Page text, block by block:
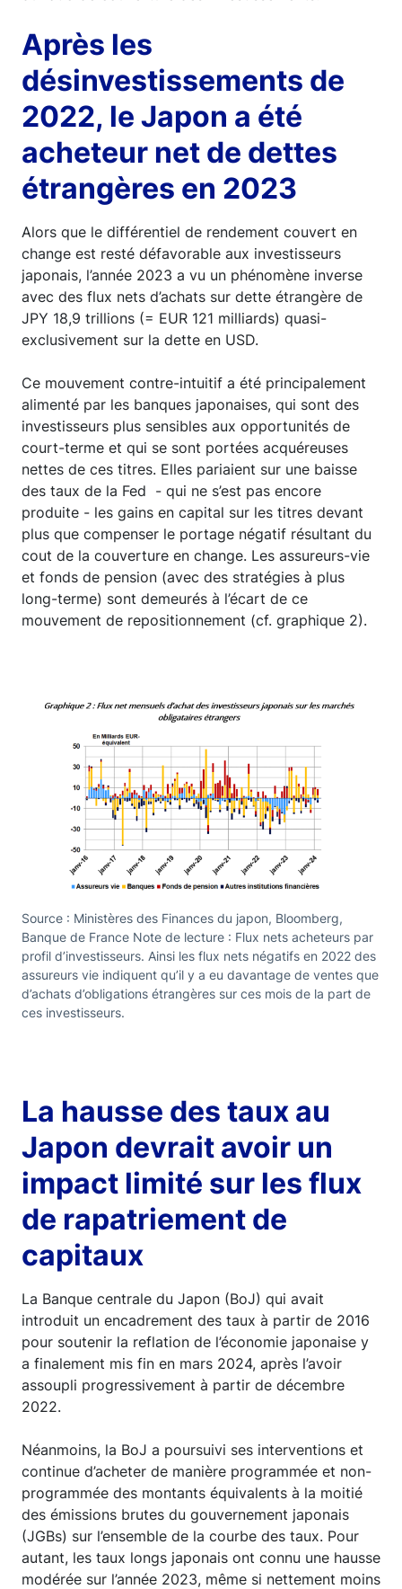
Après les
désinvestissements de
2022, le Japon a été
acheteur net de dettes
étrangères en 2023
Alors que le différentiel de rendement couvert en
change est resté défavorable aux investisseurs
japonais, l’année 2023 a vu un phénomène inverse
avec des flux nets d’achats sur dette étrangère de
JPY 18,9 trillions (= EUR 121 milliards) quasi-
exclusivement sur la dette en USD.
Ce mouvement contre-intuitif a été principalement
alimenté par les banques japonaises, qui sont des
investisseurs plus sensibles aux opportunités de
court-terme et qui se sont portées acquéreuses
nettes de ces titres. Elles pariaient sur une baisse
des taux de la Fed - qui ne s’est pas encore
produite - les gains en capital sur les titres devant
plus que compenser le portage négatif résultant du
cout de la couverture en change. Les assureurs-vie
et fonds de pension (avec des stratégies à plus
long-terme) sont demeurés à l’écart de ce
mouvement de repositionnement (cf. graphique 2).
Source : Ministères des Finances du japon, Bloomberg,
Banque de France Note de lecture : Flux nets acheteurs par
profil d’investisseurs. Ainsi les flux nets négatifs en 2022 des
assureurs vie indiquent qu’il y a eu davantage de ventes que
d’achats d’obligations étrangères sur ces mois de la part de
ces investisseurs.
La hausse des taux au
Japon devrait avoir un
impact limité sur les flux
de rapatriement de
capitaux
La Banque centrale du Japon (BoJ) qui avait
introduit un encadrement des taux à partir de 2016
pour soutenir la reflation de l’économie japonaise y
a finalement mis fin en mars 2024, après l’avoir
assoupli progressivement à partir de décembre
2022.
Néanmoins, la BoJ a poursuivi ses interventions et
continue d’acheter de manière programmée et non-
programmée des montants équivalents à la moitié
des émissions brutes du gouvernement japonais
(JGBs) sur l’ensemble de la courbe des taux. Pour
autant, les taux longs japonais ont connu une hausse
modérée sur l’année 2023, même si nettement moins